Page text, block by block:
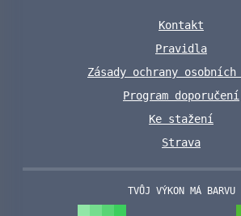
Kontakt
Pravidla
Zásady ochrany
Program doporučení
Ke stažení
Strava
TVŮJ VÝKON MÁ BARVU